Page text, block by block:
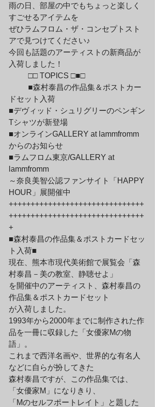
雨の日、部屋の中でもちょっと楽しく
すごせるアイテムを
ぜひラムフロム・ザ・コンセプトスト
アで見つけてください♪
今回も話題のアーティストの新商品が
入荷しました！
	□□ TOPICS □■□
ドセット入荷
■デヴィッド・シュリグリーのペンギン
Tシャツが新登場
■オンラインGALLERY at lammfromm
からのお知らせ
■ラムフロム東京/GALLERY at
lammfromm
～奈良美智公認ファンサイト「HAPPY
HOUR」展開催中
+++++++++++++++++++++++++++++++
+++++++++++++++++++++++++++++++
+
■森村泰昌の作品集＆ポストカードセッ
ト入荷■
現在、熊本市現代美術館で展覧会「森
村泰昌－美の教室、静聴せよ」
を開催中のアーティスト、森村泰昌の
作品集＆ポストカードセット
が入荷しました。
1993年から2000年までに制作された作
品を一冊に収録した「女優家Mの物
語」。
これまで西洋名画や、世界的な有名人
などに自らが扮してきた
森村泰昌ですが、この作品集では、
「女優家M」になりきり、
「Mのセルフポートレイト」と題した